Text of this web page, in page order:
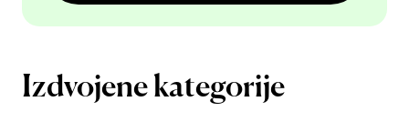
Izdvojene kategorije